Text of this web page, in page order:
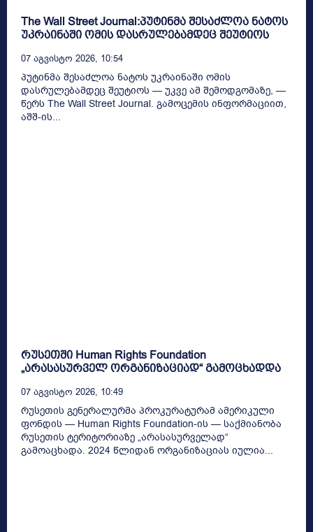
The Wall Street Journal:პუტინმა შესაძლოა ნატოს
უკრაინაში ომის დასრულებამდეც შეუტიოს
07 Აგვისტო 2026, 10:54
პუტინმა შესაძლოა ნატოს უკრაინაში ომის
დასრულებამდეც შეუტიოს — უკვე ამ შემოდგომაზე, —
წერს The Wall Street Journal. გამოცემის ინფორმაციით,
აშშ-ის...
რუსეთში Human Rights Foundation
„არასასურველ ორგანიზაციად“ გამოცხადდა
07 Აგვისტო 2026, 10:49
რუსეთის გენერალურმა პროკურატურამ ამერიკული
ფონდის — Human Rights Foundation-ის — საქმიანობა
რუსეთის ტერიტორიაზე „არასასურველად“
გამოაცხადა. 2024 წლიდან ორგანიზაციას იულია...